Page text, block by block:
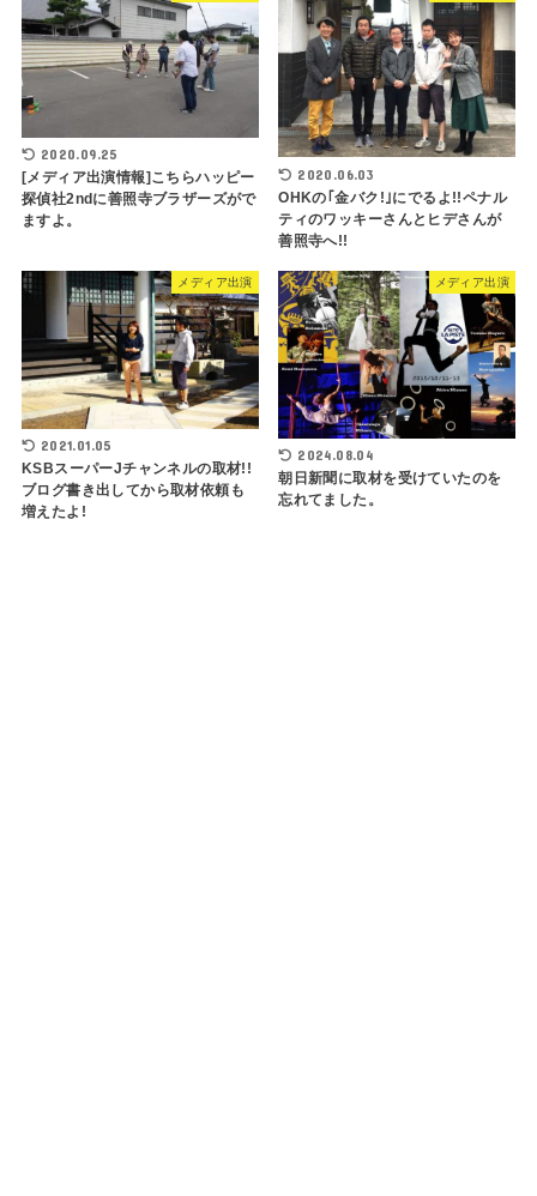
2020.09.25
[メディア出演情報]こちらハッピー
探偵社2ndに善照寺ブラザーズがで
ますよ。
2020.06.03
OHKの｢金バク!｣にでるよ!!ペナル
ティのワッキーさんとヒデさんが
善照寺へ!!
メディア出演
2021.01.05
KSBスーパーJチャンネルの取材!!
ブログ書き出してから取材依頼も
増えたよ!
メディア出演
2024.08.04
朝日新聞に取材を受けていたのを
忘れてました。